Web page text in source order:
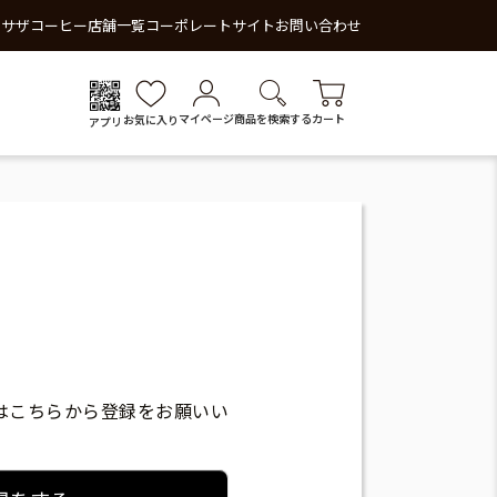
ザコーヒー店舗一覧コーポレートサイトお問い合わせ
アプリ お気に入り マイページ商品を検索するカート
ちらから登録をお願いい